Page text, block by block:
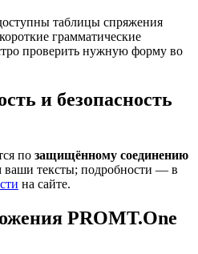
таблицы спряжения
грамматические
проверить нужную форму во
и безопасность
по защищённому соединению
тексты; подробности — в
на сайте.
PROMT.One